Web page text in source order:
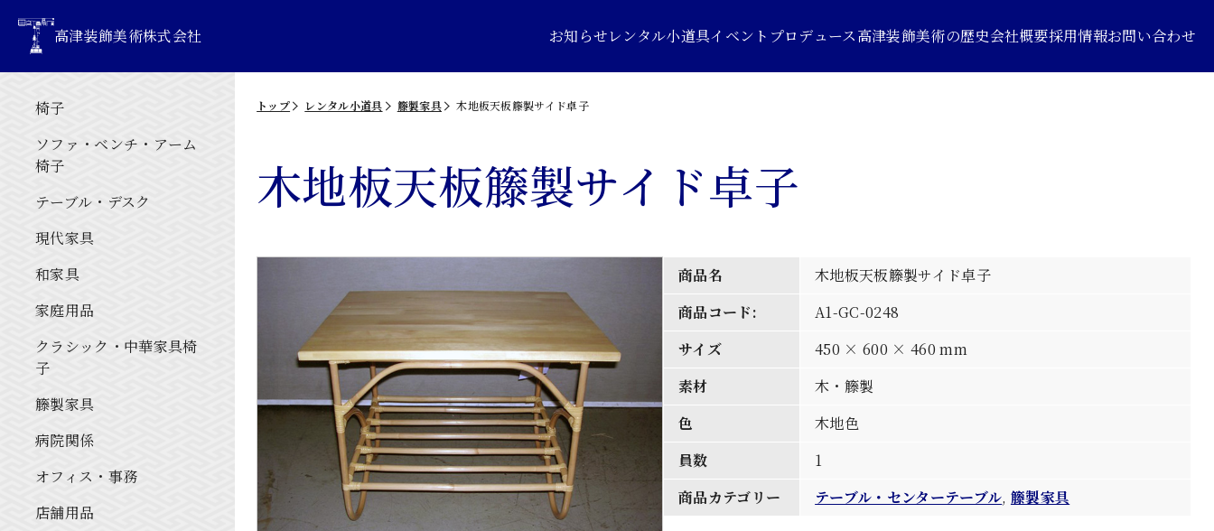
高津装飾美術株式会社 お知らせレンタル小道具イベントプロデュース高津装飾美術の歴史会社概要採用情報お問い合わせ
椅子
ソファ・ベンチ・アーム
椅子
テーブル・デスク
現代家具
和家具
家庭用品
クラシック・中華家具椅
子
籐製家具
病院関係
オフィス・事務
店舗用品
トップ レンタル小道具 籐製家具 木地板天板籐製サイド卓子
木地板天板籐製サイド卓子
商品名
木地板天板籐製サイド卓子
商品コード:
A1-GC-0248
サイズ
450 × 600 × 460 mm
素材
木・籐製
色
木地色
員数
1
商品カテゴリー
テーブル・センターテーブル, 籐製家具